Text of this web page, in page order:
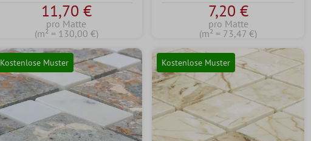
11,70 €
pro Matte
(m² = 130,00 €)
7,20 €
pro Matte
(m² = 73,47 €)
Kostenlose Muster Kostenlose Muster